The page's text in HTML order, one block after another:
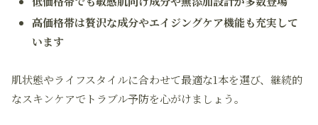
高価格帯は贅沢な成分やエイジングケア機能も充実して
います
肌状態やライフスタイルに合わせて最適な1本を選び、継続的
なスキンケアでトラブル予防を心がけましょう。